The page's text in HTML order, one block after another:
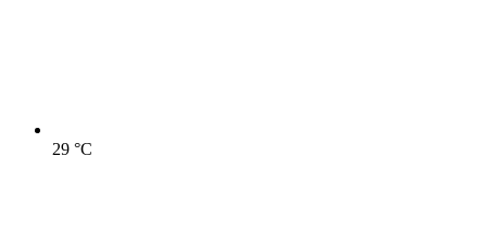
29 °C